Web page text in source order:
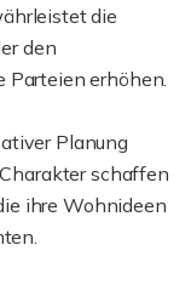
die
den
Parteien erhöhen.
Planung
schaffen
ihre Wohnideen